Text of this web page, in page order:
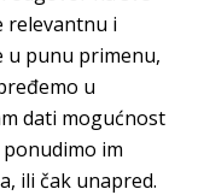
relevantnu i
u punu primenu,
u
dati mogućnost
im
ili čak unapred.